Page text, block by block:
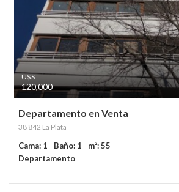
U$S
120,000
Departamento en Venta
38 842 La Plata
Cama: 1 Baño: 1
m²: 55
Departamento